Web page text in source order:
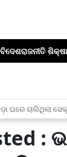
ବିଦେଶରାଜନୀତି
ଘରେ ଚାଲିଥିଲା
: